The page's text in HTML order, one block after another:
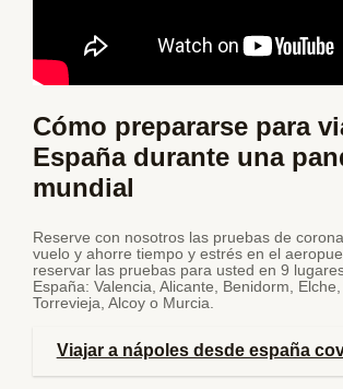
Cómo prepararse para
España durante una
mundial
Reserve con nosotros las pruebas de
vuelo y ahorre tiempo y estrés en el
reservar las pruebas para usted en 9
España: Valencia, Alicante, Benidorm,
Torrevieja, Alcoy o Murcia.
Viajar a nápoles desde españa